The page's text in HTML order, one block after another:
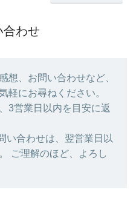
合わせ
想、お問い合わせなど、
軽にお尋ねください。
3営業日以内を目安に返
い合わせは、翌営業日以
ご理解のほど、よろし